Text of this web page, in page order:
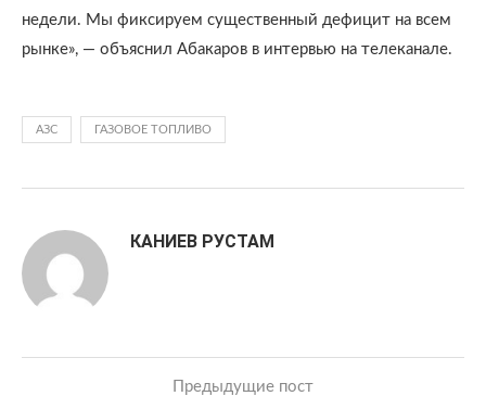
недели. Мы фиксируем существенный дефицит на всем
рынке», — объяснил Абакаров в интервью на телеканале.
АЗС ГАЗОВОЕ ТОПЛИВО
КАНИЕВ РУСТАМ
Предыдущие пост